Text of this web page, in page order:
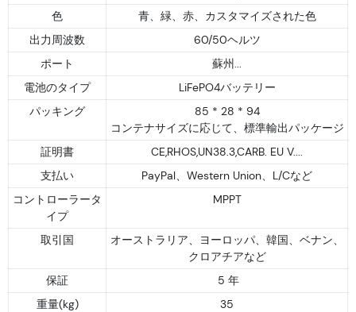
色
青、緑、赤、カスタマイズされた色
出力周波数
60/50ヘルツ
ポート
蘇州...
電池のタイプ
LiFePO4バッテリー
パッキング
85 * 28 * 94
コンテナサイズに応じて、標準輸出パッケージ
証明書
CE,RHOS,UN38.3,CARB. EU V....
支払い
PayPal、Western Union、L/Cなど
コントローラータ
イプ
MPPT
取引国
オーストラリア、ヨーロッパ、韓国、ベナン、
クロアチアなど
保証
5 年
重量(kg)
35